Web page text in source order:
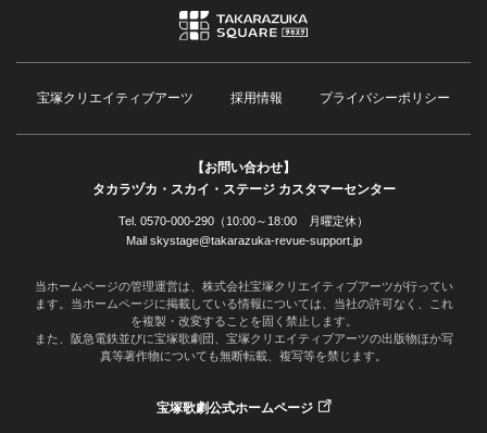
宝塚クリエイティブアーツ 採用情報 プライバシーポリシー
【お問い合わせ】
タカラヅカ・スカイ・ステージ カスタマーセンター
Tel. 0570-000-290（10:00～18:00 月曜定休）
Mail skystage@takarazuka-revue-support.jp
当ホームページの管理運営は、株式会社宝塚クリエイティブアーツが行ってい
ます。当ホームページに掲載している情報については、当社の許可なく、これ
を複製・改変することを固く禁止します。
また、阪急電鉄並びに宝塚歌劇団、宝塚クリエイティブアーツの出版物ほか写
真等著作物についても無断転載、複写等を禁じます。
宝塚歌劇公式ホームページ